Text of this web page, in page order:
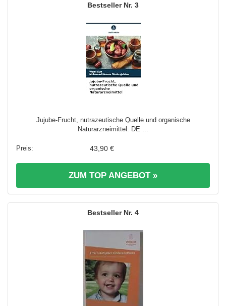
3
Jujube-Frucht, nutrazeutische Quelle und organische
Naturarzneimittel: DE ...
43,90 €
ZUM TOP ANGEBOT »
4